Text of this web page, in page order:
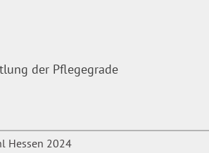
der Pflegegrade